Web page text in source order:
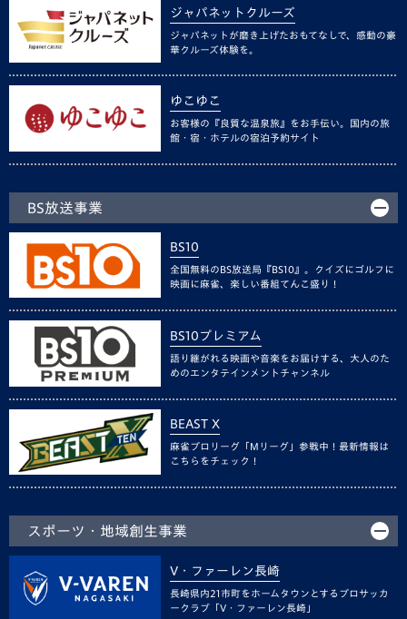
ジャパネットクルーズ
ジャパネットが磨き上げたおもてなしで、感動の豪
華クルーズ体験を。
ゆこゆこ
お客様の『良質な温泉旅』をお手伝い。国内の旅
館・宿・ホテルの宿泊予約サイト
BS放送事業
BS10
全国無料のBS放送局『BS10』。クイズにゴルフに
映画に麻雀、楽しい番組てんこ盛り！
BS10プレミアム
語り継がれる映画や音楽をお届けする、大人のた
めのエンタテインメントチャンネル
BEAST X
麻雀プロリーグ「Mリーグ」参戦中！最新情報は
こちらをチェック！
スポーツ・地域創生事業
V・ファーレン長崎
長崎県内21市町をホームタウンとするプロサッカ
ークラブ「V・ファーレン長崎」